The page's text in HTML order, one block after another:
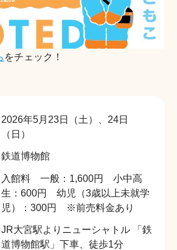
をチェック！
2026年5月23日（土）、24日
（日）
鉄道博物館
入館料 一般：1,600円 小中高
生：600円 幼児（3歳以上未就学
児）：300円 ※前売料金あり
JR大宮駅よりニューシャトル 「鉄
道博物館駅」下車、徒歩1分